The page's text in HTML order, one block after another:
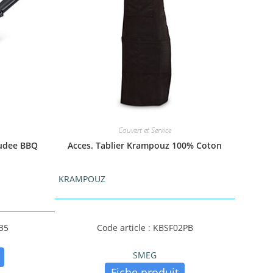
BBQ
Couvert et Service
Acces. Tablier Krampouz 100% Coton
KRAMPOUZ
Code article : KBSF02PB
SMEG